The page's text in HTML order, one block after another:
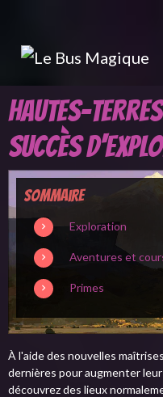
Hautes-
Succès
Sommaire
Exploration
Aventures et
Primes
À l'aide des nouvelles
dernières pour augmenter
découvrez des lieux